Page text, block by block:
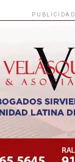
PUBLICIDAD